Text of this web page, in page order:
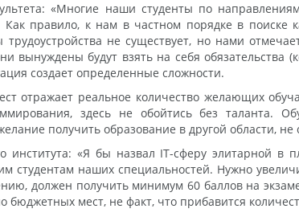
«Многие наши студенты по
Как правило, к нам в частном порядке в
не существует, но нами
вынуждены будут взять на себя обязательства
создает определенные сложности.
отражает реальное количество желающих
здесь не обойтись без таланта.
получить образование в другой области, не
института: «Я бы назвал IT-сферу элитарной
студентам наших специальностей. Нужно
должен получить минимум 60 баллов на
мест, не факт, что прибавится